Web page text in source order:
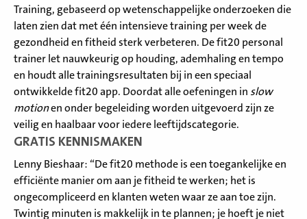
Training, gebaseerd op wetenschappelijke onderzoeken die
laten zien dat met één intensieve training per week de
gezondheid en fitheid sterk verbeteren. De fit20 personal
trainer let nauwkeurig op houding, ademhaling en tempo
en houdt alle trainingsresultaten bij in een speciaal
ontwikkelde fit20 app. Doordat alle oefeningen in slow
motionen onder begeleiding worden uitgevoerd zijn ze
veilig en haalbaar voor iedere leeftijdscategorie.
GRATIS KENNISMAKEN
Lenny Bieshaar: “De fit20 methode is een toegankelijke en
efficiënte manier om aan je fitheid te werken; het is
ongecompliceerd en klanten weten waar ze aan toe zijn.
Twintig minuten is makkelijk in te plannen; je hoeft je niet